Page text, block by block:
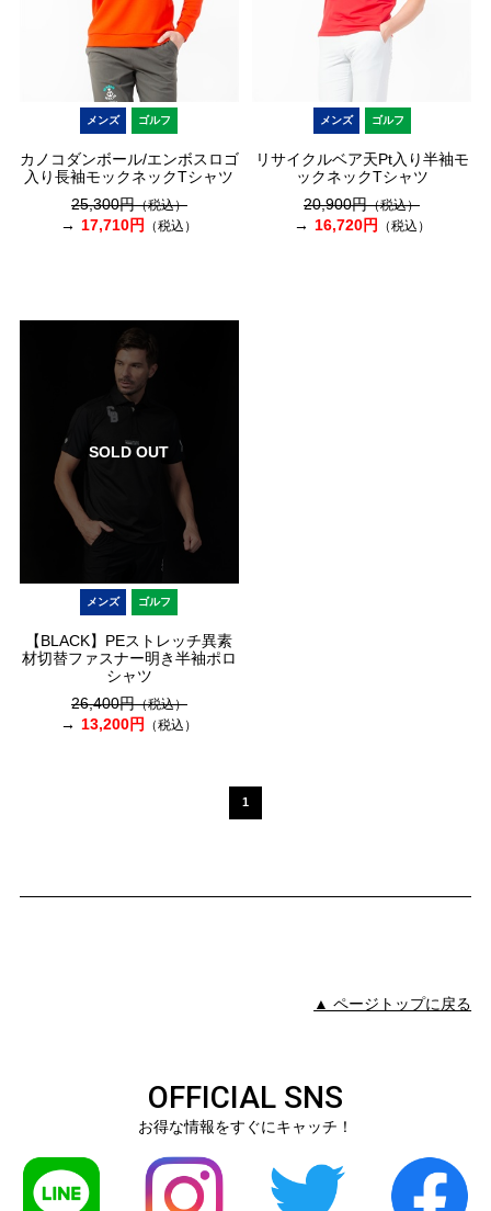
メンズ ゴルフ
カノコダンボール/エンボスロゴ
入り長袖モックネックTシャツ
25,300円（税込）
17,710円 （税込）
メンズ ゴルフ
リサイクルベア天Pt入り半袖モ
ックネックTシャツ
20,900円（税込）
16,720円 （税込）
SOLD OUT
メンズ ゴルフ
【BLACK】PEストレッチ異素
材切替ファスナー明き半袖ポロ
シャツ
26,400円（税込）
13,200円 （税込）
1
▲ ページトップに戻る
OFFICIAL SNS
お得な情報をすぐにキャッチ！